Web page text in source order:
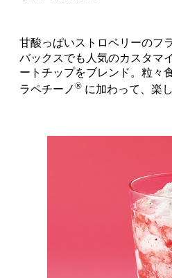
甘酸っぱいストロベリーのフ
バックスでも人気のカスタマ
ートチップをブレンド。粒々
ラペチーノ ® に加わって、楽